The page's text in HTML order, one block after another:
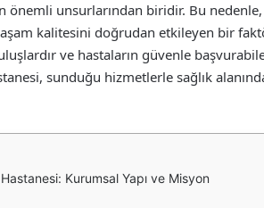
önemli unsurlarından biridir. Bu
kalitesini doğrudan etkileyen bir
ve hastaların güvenle
sunduğu hizmetlerle sağlık
Kurumsal Yapı ve Misyon